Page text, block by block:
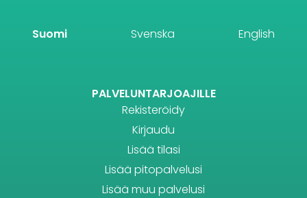
Suomi Svenska English
PALVELUNTARJOAJILLE
Rekisteröidy
Kirjaudu
Lisää tilasi
Lisää pitopalvelusi
Lisää muu palvelusi